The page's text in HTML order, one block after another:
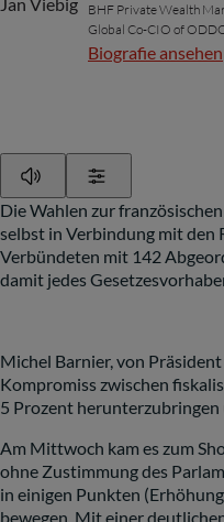
BHF Private Wealth
Global Co-CIO of
Biografie ansehen
Die Wahlen zur
selbst in Verbindung mit
Verbündeten mit 142
damit jedes
Michel Barnier, von
Kompromiss zwischen
5 Prozent
Am Mittwoch kam es zum
ohne Zustimmung des
in einigen Punkten
bewegen. Mit einer